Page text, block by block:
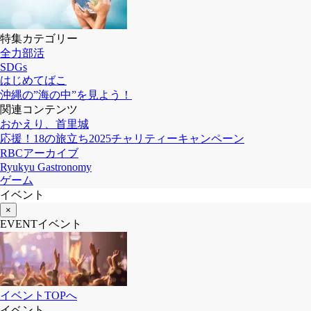
特集カテゴリー
全力部活
SDGs
はじめてばこ
沖縄の”海の中”を見よう！
関連コンテンツ
おかえり、首里城
応援！18の旅立ち2025チャリティーキャンペーン
RBCアーカイブ
Ryukyu Gastronomy
ゲーム
イベント
×
EVENTイベント
イベントTOPへ